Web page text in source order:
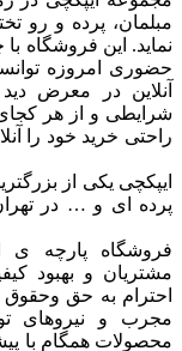
مبلمان، پرده و
نماید. این فروشگاه
حضوری امروزه
آنلاین در معرض
شرایطی و از هر کجای
راحتی خرید خود را
ایپکچی یکی از
پرده ای و … در
فروشگاه پارچه ی
مشتريان و بهبود
احترام به حق وحقوق
مجرب و نیروهای
محصولات همگام با